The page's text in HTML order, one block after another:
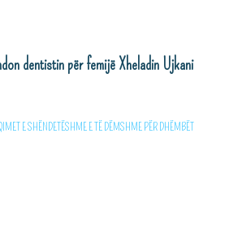
dentistin për femijë Xheladin Ujkani